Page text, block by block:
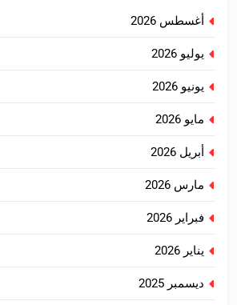
أغسطس 2026
يوليو 2026
يونيو 2026
مايو 2026
أبريل 2026
مارس 2026
فبراير 2026
يناير 2026
ديسمبر 2025